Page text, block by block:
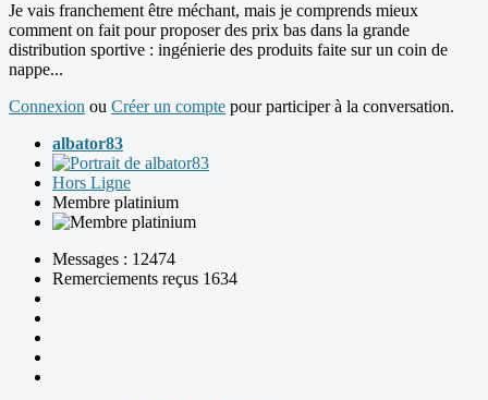
Je vais franchement être méchant, mais je comprends mieux
comment on fait pour proposer des prix bas dans la grande
distribution sportive : ingénierie des produits faite sur un coin de
nappe...
Connexion ou Créer un compte pour participer à la conversation.
albator83
Hors Ligne
Membre platinium
Messages : 12474
Remerciements reçus 1634